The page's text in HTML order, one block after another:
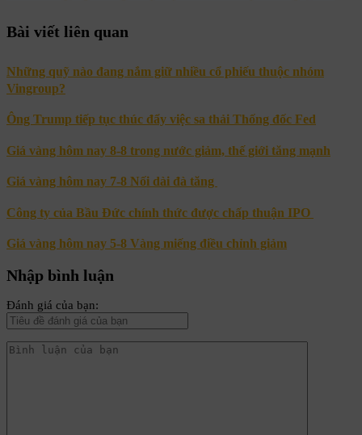
Bài viết liên quan
Những quỹ nào đang nắm giữ nhiều cổ phiếu thuộc nhóm
Vingroup?
Ông Trump tiếp tục thúc đẩy việc sa thải Thống đốc Fed
Giá vàng hôm nay 8-8 trong nước giảm, thế giới tăng mạnh
Giá vàng hôm nay 7-8 Nối dài đà tăng
Công ty của Bầu Đức chính thức được chấp thuận IPO
Giá vàng hôm nay 5-8 Vàng miếng điều chỉnh giảm
Nhập bình luận
Đánh giá của bạn: